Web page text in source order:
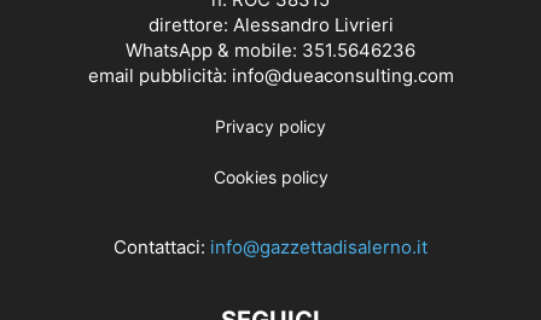
direttore: Alessandro Livrieri
WhatsApp & mobile: 351.5646236
email pubblicità: info@dueaconsulting.com
Privacy policy
Cookies policy
Contattaci: info@gazzettadisalerno.it